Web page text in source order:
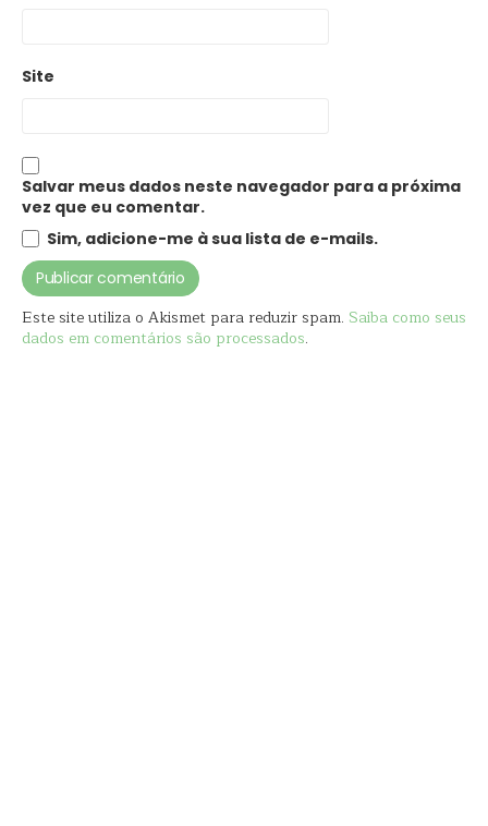
Site
Salvar meus dados neste navegador para a próxima
vez que eu comentar.
Sim, adicione-me à sua lista de e-mails.
Este site utiliza o Akismet para reduzir spam. Saiba como seus
dados em comentários são processados.